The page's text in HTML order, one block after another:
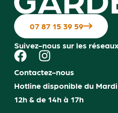
07 87 15 39 59
Suivez-nous sur les réseaux
Contactez-nous
Hotline disponible du
12h & de 14h à 17h